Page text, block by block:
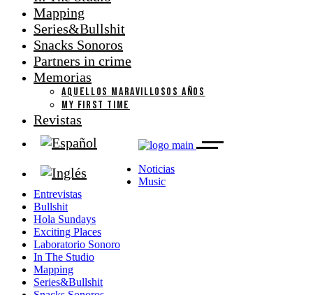
Mapping
Series&Bullshit
Snacks Sonoros
Partners in crime
Memorias
AQUELLOS MARAVILLOSOS AÑOS
MY FIRST TIME
Revistas
Noticias
Music
Entrevistas
Bullshit
Hola Sundays
Exciting Places
Laboratorio Sonoro
In The Studio
Mapping
Series&Bullshit